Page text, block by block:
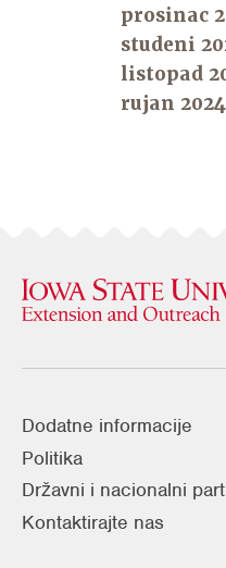
prosinac
studeni
listopad
rujan 2024
Dodatne informacije
Politika
Državni i nacionalni
Kontaktirajte nas